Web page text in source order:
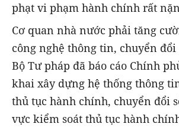
phạt vi phạm hành chính rất
Cơ quan nhà nước phải tăng
công nghệ thông tin, chuyển đổi
Bộ Tư pháp đã báo cáo Chính
khai xây dựng hệ thống thông
thủ tục hành chính, chuyển đổi
vực kiểm soát thủ tục hành